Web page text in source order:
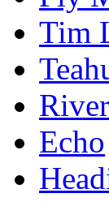
Tim
Echo